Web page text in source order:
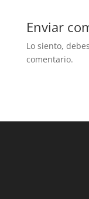
Enviar
Lo siento,
comentario.